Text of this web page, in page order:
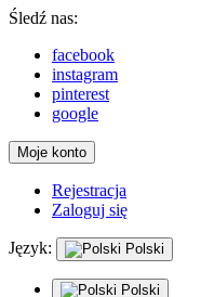
Śledź nas:
facebook
instagram
pinterest
google
Moje konto
Rejestracja
Zaloguj się
Język: Polski
Polski